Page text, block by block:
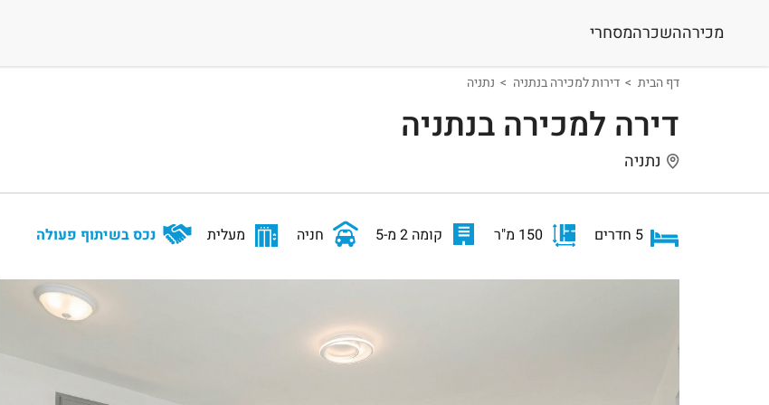
מכירההשכרהמסחרי
דף הבית דירות למכירה בנתניה נתניה
דירה למכירה בנתניה
נתניה
5 חדרים 150 מ"ר קומה 2 מ-5 חניה מעלית נכס בשיתוף פעולה